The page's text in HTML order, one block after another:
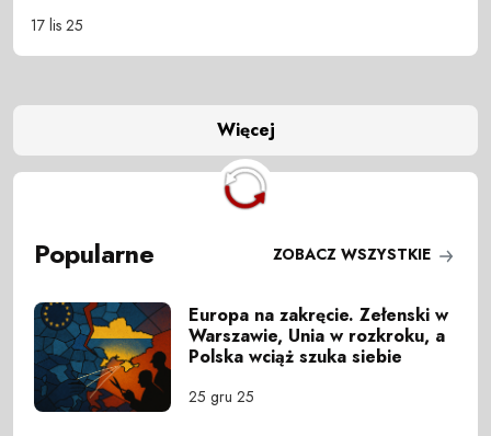
17 lis 25
Więcej
Popularne ZOBACZ WSZYSTKIE
Europa na zakręcie. Zełenski w
Warszawie, Unia w rozkroku, a
Polska wciąż szuka siebie
25 gru 25